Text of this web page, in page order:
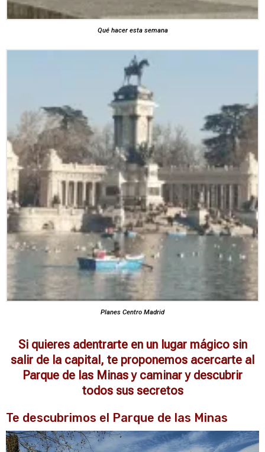
Qué hacer esta semana
Planes Centro Madrid
Si quieres adentrarte en un lugar mágico sin
salir de la capital, te proponemos acercarte al
Parque de las Minas y caminar y descubrir
todos sus secretos
Te descubrimos el Parque de las Minas